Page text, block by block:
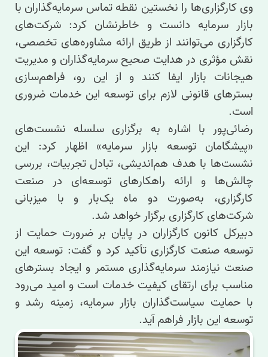
وی کارگزاری‌ها را نخستین نقطه تماس سرمایه‌گذاران با
بازار سرمایه دانست و خاطرنشان کرد: شرکت‌های
کارگزاری می‌توانند از طریق ارائه مشاوره‌های تخصصی،
نقش مؤثری در هدایت صحیح سرمایه‌گذاران و مدیریت
هیجانات بازار ایفا کنند و از این رو، فراهم‌سازی
بسترهای قانونی لازم برای توسعه این خدمات ضروری
است.
رضائی‌پور با اشاره به برگزاری سلسله نشست‌های
«پیشگامان توسعه بازار سرمایه» اظهار کرد: این
نشست‌ها با هدف هم‌اندیشی، تبادل تجربیات، بررسی
چالش‌ها و ارائه راهکارهای توسعه‌ای در صنعت
کارگزاری، به‌صورت دو ماه یک‌بار و با میزبانی
شرکت‌های کارگزاری برگزار خواهد شد.
دبیرکل کانون کارگزاران در پایان بر ضرورت حمایت از
توسعه صنعت کارگزاری تأکید کرد و گفت: توسعه این
صنعت نیازمند سرمایه‌گذاری مستمر و ایجاد بسترهای
مناسب برای ارتقای کیفیت خدمات است و امید می‌رود
با حمایت سیاست‌گذاران بازار سرمایه، زمینه رشد و
توسعه این بازار فراهم آید.